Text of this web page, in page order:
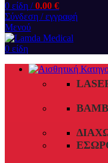
0 είδη / 0.00 €
Σύνδεση / εγγραφή
Μενού
0 είδη